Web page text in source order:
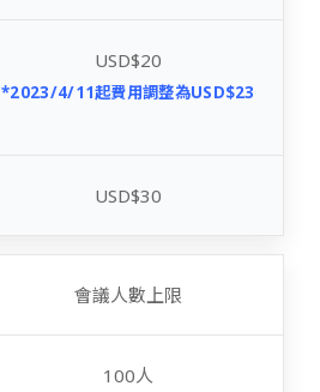
USD$20
*2023/4/11起費用調整為USD$23
USD$30
會議人數上限
100人